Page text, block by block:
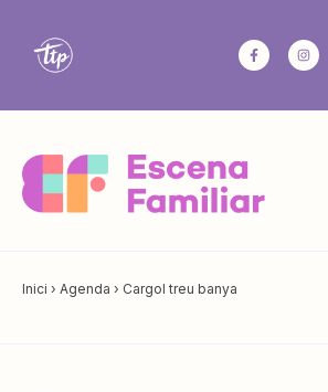
Inici › Agenda › Cargol treu banya